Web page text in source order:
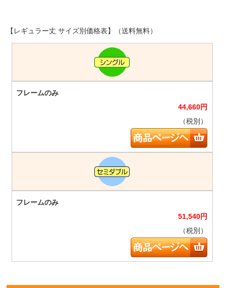
【レギュラー丈 サイズ別価格表】（送料無料）
44,660円
（税別）
51,540円
（税別）